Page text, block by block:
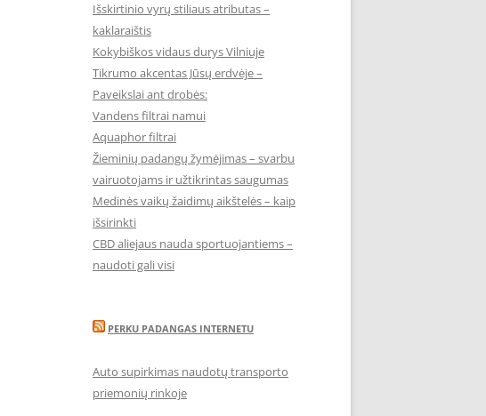
Išskirtinio vyrų stiliaus atributas –
kaklaraištis
Kokybiškos vidaus durys Vilniuje
Tikrumo akcentas Jūsų erdvėje –
Paveikslai ant drobės:
Vandens filtrai namui
Aquaphor filtrai
Žieminių padangų žymėjimas – svarbu
vairuotojams ir užtikrintas saugumas
Medinės vaikų žaidimų aikštelės – kaip
išsirinkti
CBD aliejaus nauda sportuojantiems –
naudoti gali visi
PERKU PADANGAS INTERNETU
Auto supirkimas naudotų transporto
priemonių rinkoje